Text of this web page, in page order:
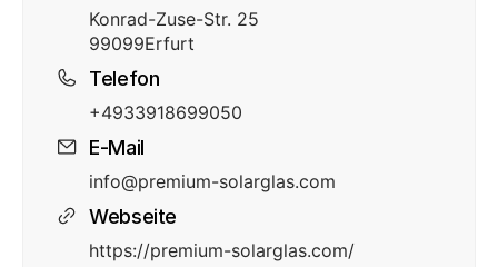
Konrad-Zuse-Str. 25
99099Erfurt
Telefon
+4933918699050
E-Mail
info@premium-solarglas.com
Webseite
https://premium-solarglas.com/